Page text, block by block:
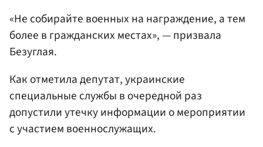
«Не собирайте военных на награждение, а тем
более в гражданских местах», — призвала
Безуглая.
Как отметила депутат, украинские
специальные службы в очередной раз
допустили утечку информации о мероприятии
с участием военнослужащих.